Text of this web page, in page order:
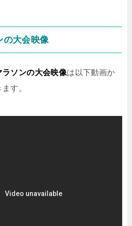
の大会映像
ソンの大会映像は以下動画か
す。